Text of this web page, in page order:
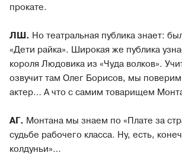
прокате.
ЛШ. Но театральная публика знает:
«Дети райка». Широкая же публика
короля Людовика из «Чуда волков».
озвучит там Олег Борисов, мы
актер… А что с самим товарищем
АГ. Монтана мы знаем по «Плате за
судьбе рабочего класса. Ну, есть,
колдуньи»…